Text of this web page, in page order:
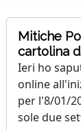
Mitiche
cartolina
Ieri ho
online
per l'8/01/
sole due